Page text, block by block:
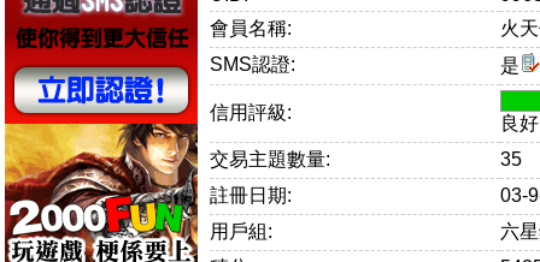
會員名稱:
火
SMS認證:
是
信用評級:
良
交易主題數量:
35
註冊日期:
03-
用戶組:
六